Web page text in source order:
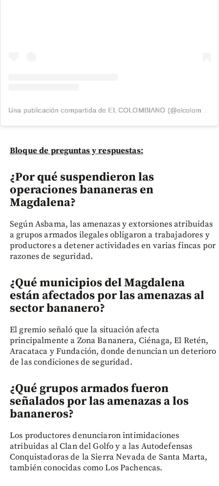
Bloque de preguntas y respuestas:
¿Por qué suspendieron las
operaciones bananeras en
Magdalena?
Según Asbama, las amenazas y extorsiones atribuidas
a grupos armados ilegales obligaron a trabajadores y
productores a detener actividades en varias fincas por
razones de seguridad.
¿Qué municipios del Magdalena
están afectados por las amenazas al
sector bananero?
El gremio señaló que la situación afecta
principalmente a Zona Bananera, Ciénaga, El Retén,
Aracataca y Fundación, donde denuncian un deterioro
de las condiciones de seguridad.
¿Qué grupos armados fueron
señalados por las amenazas a los
bananeros?
Los productores denunciaron intimidaciones
atribuidas al Clan del Golfo y a las Autodefensas
Conquistadoras de la Sierra Nevada de Santa Marta,
también conocidas como Los Pachencas.